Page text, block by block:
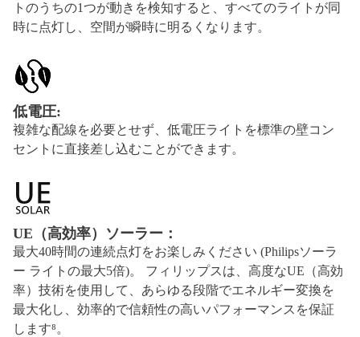
トのうちの1つが動きを検知すると、すべてのライトが同
時に点灯し、空間が瞬時に明るくなります。
低電圧:
複雑な配線を必要とせず、低電圧ライトを標準の壁コン
セントに直接差し込むことができます。
UE（高効率）ソーラー：
最大40時間の連続点灯をお楽しみください (Philipsソーラ
ー ライトの最大5倍)。 フィリップスは、高度なUE（高効
率）技術を使用して、あらゆる段階でエネルギー変換を
最大化し、効率的で信頼性の高いパフォーマンスを保証
します⁸。